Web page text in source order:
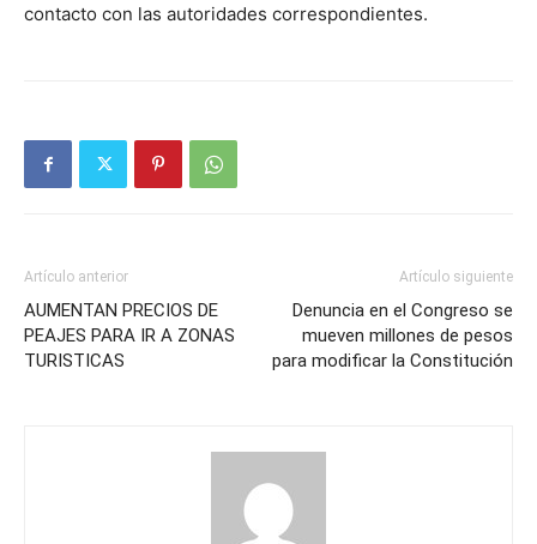
contacto con las autoridades correspondientes.
Artículo anterior
AUMENTAN PRECIOS DE
PEAJES PARA IR A ZONAS
TURISTICAS
Artículo siguiente
Denuncia en el Congreso se
mueven millones de pesos
para modificar la Constitución